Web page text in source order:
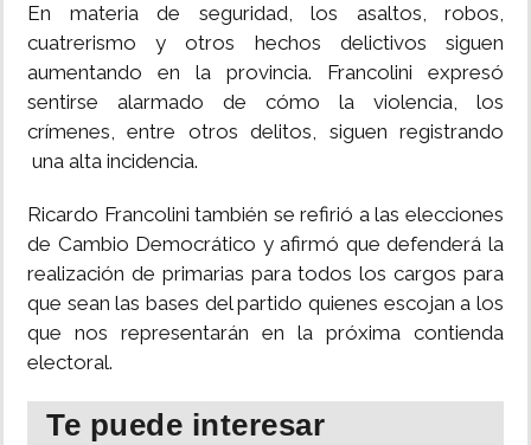
En materia de seguridad, los asaltos, robos,
cuatrerismo y otros hechos delictivos siguen
aumentando en la provincia. Francolini expresó
sentirse alarmado de cómo la violencia, los
crímenes, entre otros delitos, siguen registrando
una alta incidencia.
Ricardo Francolini también se refirió a las elecciones
de Cambio Democrático y afirmó que defenderá la
realización de primarias para todos los cargos para
que sean las bases del partido quienes escojan a los
que nos representarán en la próxima contienda
electoral.
Te puede interesar